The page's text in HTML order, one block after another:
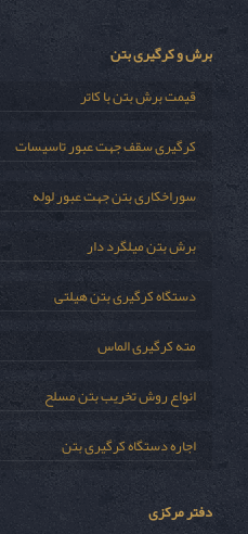
برش و کرگیری بتن
قیمت برش بتن با کاتر
کرگیری سقف جهت عبور تاسیسات
سوراخکاری بتن جهت عبور لوله
برش بتن میلگرد دار
دستگاه کرگیری بتن هیلتی
مته کرگیری الماس
انواع روش تخریب بتن مسلح
اجاره دستگاه کرگیری بتن
دفتر مرکزی